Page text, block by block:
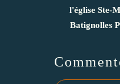
l'église Ste-
Batignolles